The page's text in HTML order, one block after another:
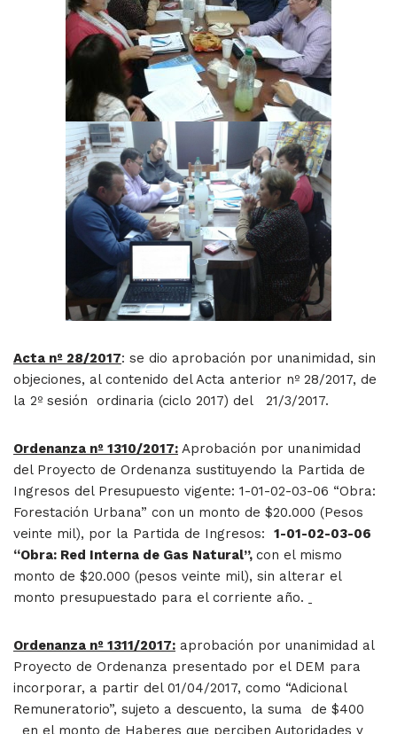
Acta nº 28/2017: se dio aprobación por unanimidad, sin
objeciones, al contenido del Acta anterior nº 28/2017, de
la 2º sesión ordinaria (ciclo 2017) del 21/3/2017.
Ordenanza nº 1310/2017: Aprobación por unanimidad
del Proyecto de Ordenanza sustituyendo la Partida de
Ingresos del Presupuesto vigente: 1-01-02-03-06 “Obra:
Forestación Urbana” con un monto de $20.000 (Pesos
veinte mil), por la Partida de Ingresos: 1-01-02-03-06
“Obra: Red Interna de Gas Natural”, con el mismo
monto de $20.000 (pesos veinte mil), sin alterar el
monto presupuestado para el corriente año.
Ordenanza nº 1311/2017: aprobación por unanimidad al
Proyecto de Ordenanza presentado por el DEM para
incorporar, a partir del 01/04/2017, como “Adicional
Remuneratorio”, sujeto a descuento, la suma de $400
en el monto de Haberes que perciben Autoridades y